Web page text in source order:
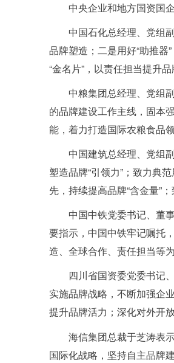
中央企业和地方国资国
中国石化总经理、党组
品牌塑造；二是用好“助推器
“金名片”，以责任担当提升品
中粮集团总经理、党组
的品牌建设工作主线，固本
能，着力打造国际农粮食品
中国建筑总经理、党组
塑造品牌“引领力”；致力典
先，持续提高品牌“含金量”
中国中铁党委书记、董
要指示，中国中铁牢记嘱托
造、全球合作、责任担当等
四川省国资委党委书记
实施品牌战略，不断加强企
提升品牌活力；深化对外开
海信集团总裁于芝涛表
国际化战略，坚持自主品牌